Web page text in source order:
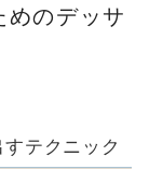
めのデッサ
テクニック